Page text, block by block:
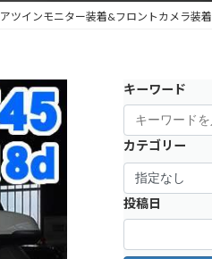
ツインモニター装着&フロントカメラ装着
キーワード
カテゴリー
投稿日